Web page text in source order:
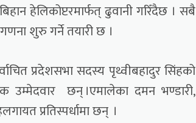
हेलिकोप्टरमार्फत् ढुवानी गरिँदैछ । सबै
शुरु गर्ने तयारी छ ।
प्रदेशसभा सदस्य पृथ्वीबहादुर सिंहको
उम्मेदवार छन् ।एमालेका दमन भण्डारी,
प्रतिस्पर्धामा छन् ।